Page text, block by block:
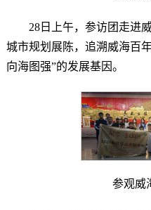
28日上午，参访团走进威
城市规划展陈，追溯威海百
向海图强”的发展基因。
参观威